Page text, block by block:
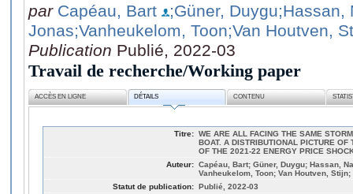
par Capéau, Bart ;Güner, Duygu;Hassan,
Jonas;Vanheukelom, Toon;Van Houtven,
Publication Publié, 2022-03
Travail de recherche/Working paper
ACCÈS EN LIGNE DÉTAILS CONTENU
Titre: WE ARE ALL FACING THE SAME
BOAT. A DISTRIBUTIONAL PICTURE OF
OF THE 2021‐22 ENERGY PRICE
Auteur: Capéau, Bart; Güner, Duygu; Hassan,
Vanheukelom, Toon; Van Houtven,
Statut de publication: Publié, 2022-03